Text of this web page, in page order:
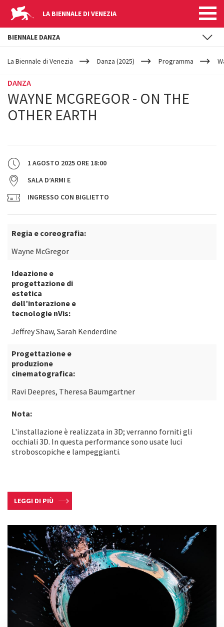
LA BIENNALE DI VENEZIA
YOUR
ARE
La Biennale di Venezia Danza (2025) Programma
DANZA
WAYNE MCGREGOR - ON THE
OTHER EARTH
1 AGOSTO 2025 ORE 18:00
SALA D’ARMI E
INGRESSO CON BIGLIETTO
Regia e coreografia:
Wayne McGregor
Ideazione e
progettazione di
estetica
dell’interazione e
tecnologie nVis:
Jeffrey Shaw, Sarah Kenderdine
Progettazione e
produzione
cinematografica:
Ravi Deepres, Theresa Baumgartner
Nota:
L'installazione è realizzata in 3D; verranno forniti gli
occhiali 3D. In questa performance sono usate luci
stroboscopiche e lampeggianti.
LEGGI DI PIÙ
BIENNALE DANZA